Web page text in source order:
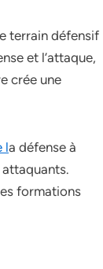
terrain défensif
et l’attaque,
crée une
la défense à
formations